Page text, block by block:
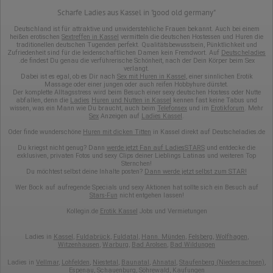
Hotjar Limited, Malta
Erhobene Daten:
Datum und Uhrzeit des Besuchs
Gerätetyp
Geografischer Standort
IP-Adresse
Mausbewegungen
Besuchte Seiten
Referrer URL
Bildschirmauflösung
Eindeutige Gerätekennung
Sprachinformationen
Browser-Typ
Klicks
Domain-Name
Antworten auf Umfragen
Ort der Verarbeitung:
Rechtliche Grundlage der Verarbeitung
Art. 6 Abs. 1 S. 1 lit. a DSGVO
Scharfe Ladies aus Kassel in "good old germany"
Deutschland ist für attraktive und unwiderstehliche Frauen bekannt. Auch bei einem
heißen erotischen Sextreffen in Kassel vermitteln die deutschen Hostessen und Huren die
traditionellen deutschen Tugenden perfekt. Qualitätsbewusstsein, Pünktlichkeit und
Zufriedenheit sind für die leidenschaftlichen Damen kein Fremdwort. Auf Deutscheladies
.de findest Du genau die verführerische Schönheit, nach der Dein Körper beim Sex
verlangt.
Dabei ist es egal, ob es Dir nach Sex mit Huren in Kassel, einer sinnlichen Erotik
Massage oder einer jungen oder auch reifen Hobbyhure dürstet.
Der komplette Alltagsstress wird beim Besuch einer sexy deutschen Hostess oder Nutte
abfallen, denn die Ladies Huren und Nutten in Kassel kennen fast keine Tabus und
wissen, was ein Mann wie Du braucht, auch beim Telefonsex und im Erotikforum. Mehr
Sex Anzeigen auf Ladies Kassel.
Oder finde wunderschöne Huren mit dicken Titten in Kassel direkt auf Deutscheladies.de
Du kriegst nicht genug? Dann werde jetzt Fan auf LadiesSTARS und entdecke die
exklusiven, privaten Fotos und sexy Clips deiner Lieblings Latinas und weiteren Top
Sternchen!
Du möchtest selbst deine Inhalte posten? Dann werde jetzt selbst zum STAR!
Wer Bock auf aufregende Specials und sexy Aktionen hat sollte sich ein Besuch auf
Stars-Fun nicht entgehen lassen!
Kollegin.de Erotik Kassel Jobs und Vermietungen
Ladies in Kassel, Fuldabrück, Fuldatal, Hann. Münden, Felsberg, Wolfhagen,
Witzenhausen, Warburg, Bad Arolsen, Bad Wildungen
Ladies in Vellmar, Lohfelden, Niestetal, Baunatal, Ahnatal, Staufenberg (Niedersachsen),
Espenau, Schauenburg, Söhrewald, Kaufungen